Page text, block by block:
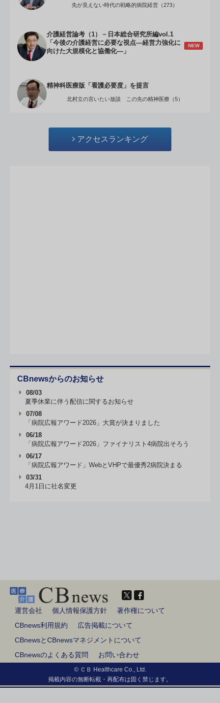
先が見えない時代の戦略的病院経営（273）
介護経営論考（1）－日本総合研究所編vol.1
「今後の介護経営に必要な視点―経営力強化に
向けた大規模化と協働化―」
NEW
精神科医療版「看護必要度」を提言
北村立の言いたい放談 この先の精神医療（5）
アクセスランキング
CBnewsからのお知らせ
08/03
夏季休業に伴う配信に関するお知らせ
07/08
「病院広報アワード2026」大賞が決まりました
06/18
「病院広報アワード2026」ファイナリスト4病院出そろう
06/17
「病院広報アワード」WebとVHPで最優秀2病院決まる
03/31
4月1日に社名変更
運営会社 個人情報保護方針
著作権について
CBnews利用規約
広告掲載について
CBnewsとCBnewsマネジメントについて
CBnewsのよくある質問
お問い合わせ
© ＣＢ Healthcare Co., Ltd.
掲載内容の無断転載・再配布は固く禁じます。